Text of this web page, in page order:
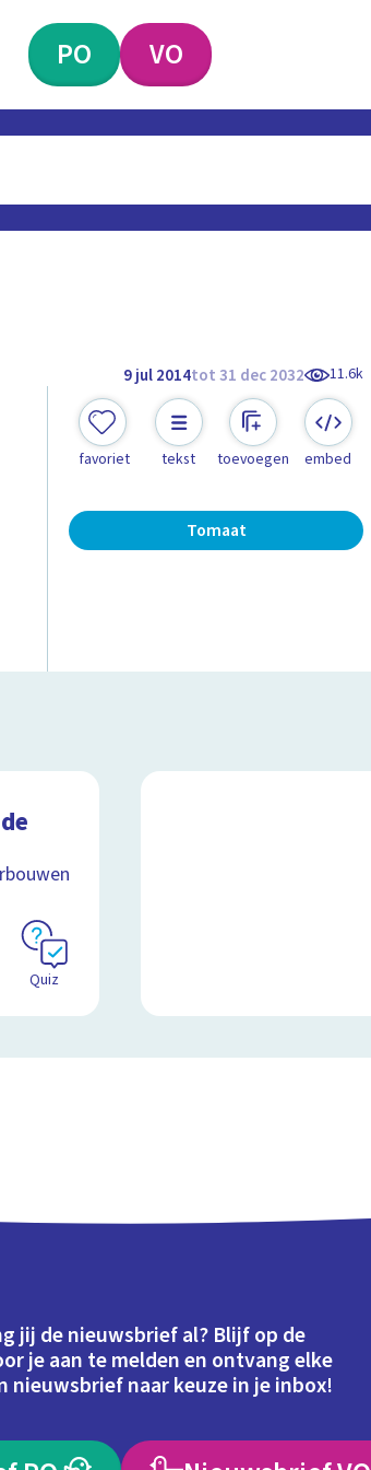
PO VO
9 jul 2014tot 31 dec 2032 11.6k
favoriet tekst toevoegen embed
Tomaat
Quiz
jij de nieuwsbrief al? Blijf op de
je aan te melden en ontvang elke
nieuwsbrief naar keuze in je inbox!